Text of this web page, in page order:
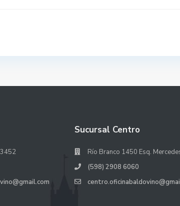
Sucursal Centro
Río Branco 1450 Esq.
(598) 2908 6060